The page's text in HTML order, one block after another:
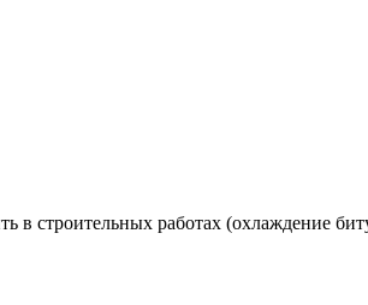
в строительных работах (охлаждение